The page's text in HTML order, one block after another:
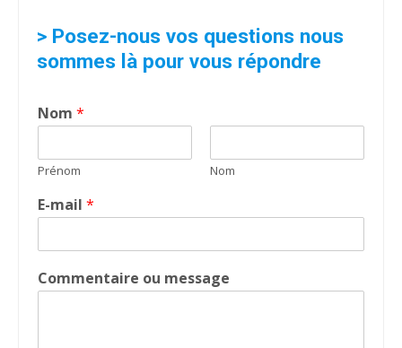
> Posez-nous vos questions nous
sommes là pour vous répondre
Nom *
Prénom Nom
E-mail *
Commentaire ou message